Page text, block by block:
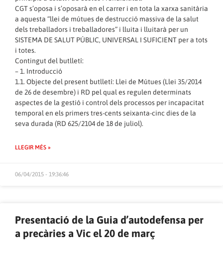
CGT s’oposa i s’oposarà en el carrer i en tota la xarxa sanitària
a aquesta “llei de mútues de destrucció massiva de la salut
dels treballadors i treballadores” i lluita i lluitarà per un
SISTEMA DE SALUT PÚBLIC, UNIVERSAL I SUFICIENT per a tots
i totes.
Contingut del butlletí:
– 1. Introducció
1.1. Objecte del present butlletí: Llei de Mútues (Llei 35/2014
de 26 de desembre) i RD pel qual es regulen determinats
aspectes de la gestió i control dels processos per incapacitat
temporal en els primers tres-cents seixanta-cinc dies de la
seva durada (RD 625/2104 de 18 de juliol).
LLEGIR MÉS »
06/04/2015 - 19:36:46
Presentació de la Guia d’autodefensa per
a precàries a Vic el 20 de març